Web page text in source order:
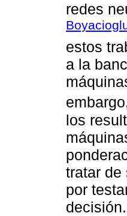
redes
estos
a la
los
tratar de
por
decisión.